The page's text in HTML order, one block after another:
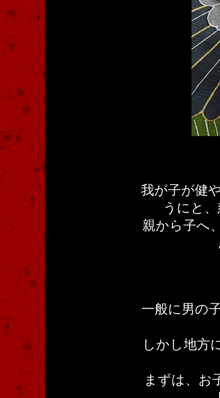
我が子が健
うにと
親から子へ
一般に男の
しかし地方
まずは、お